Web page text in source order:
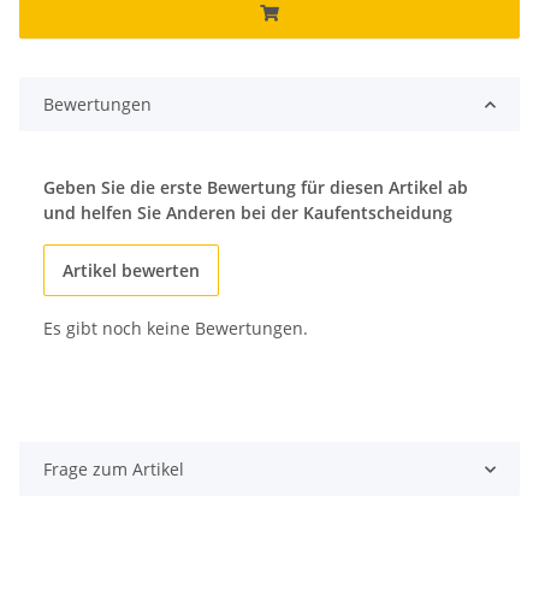
Bewertungen
Geben Sie die erste Bewertung für diesen Artikel ab
und helfen Sie Anderen bei der Kaufentscheidung
Artikel bewerten
Es gibt noch keine Bewertungen.
Frage zum Artikel